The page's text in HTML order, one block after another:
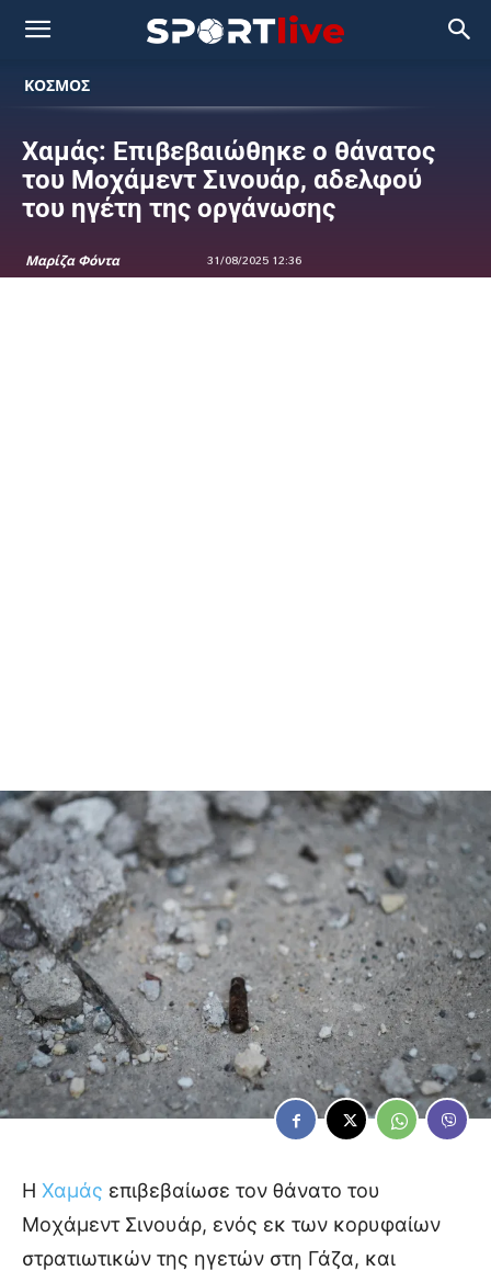
ΚΟΣΜΟΣ
Χαμάς: Επιβεβαιώθηκε ο θάνατος
του Μοχάμεντ Σινουάρ, αδελφού
του ηγέτη της οργάνωσης
Μαρίζα Φόντα 31/08/2025 12:36
Η Χαμάς επιβεβαίωσε τον θάνατο του
Μοχάμεντ Σινουάρ, ενός εκ των κορυφαίων
στρατιωτικών της ηγετών στη Γάζα, και